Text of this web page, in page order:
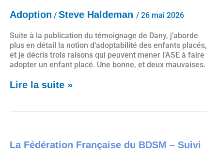
Adoption / Steve Haldeman / 26 mai 2026
Suite à la publication du témoignage de Dany, j’aborde
plus en détail la notion d’adoptabilité des enfants placés,
et je décris trois raisons qui peuvent mener l’ASE à faire
adopter un enfant placé. Une bonne, et deux mauvaises.
Lire la suite »
La Fédération Française du BDSM – Suivi